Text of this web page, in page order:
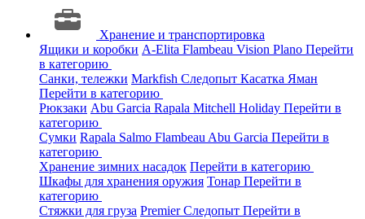
Хранение и транспортировка
Ящики и коробки A-Elita Flambeau Vision Plano Перейти
в категорию
Санки, тележки Markfish Следопыт Касатка Яман
Перейти в категорию
Рюкзаки Abu Garcia Rapala Mitchell Holiday Перейти в
категорию
Сумки Rapala Salmo Flambeau Abu Garcia Перейти в
категорию
Хранение зимних насадок Перейти в категорию
Шкафы для хранения оружия Тонар Перейти в
категорию
Стяжки для груза PremierСледопыт Перейти в